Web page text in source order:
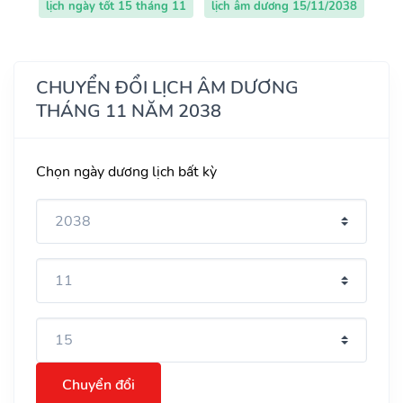
lịch ngày tốt 15 tháng 11
lịch âm dương 15/11/2038
CHUYỂN ĐỔI LỊCH ÂM DƯƠNG
THÁNG 11 NĂM 2038
Chọn ngày dương lịch bất kỳ
Chuyển đổi